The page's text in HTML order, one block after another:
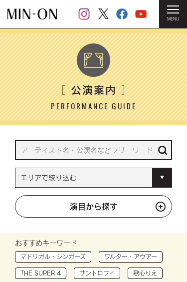
MENU
HOME ＞ 公演案内
［公演案内］
PERFORMANCE GUIDE
演目から探す
おすすめキーワード
マドリガル・シンガーズ ワルター・アウアー
THE SUPER 4 サントロフィ 歌心りえ